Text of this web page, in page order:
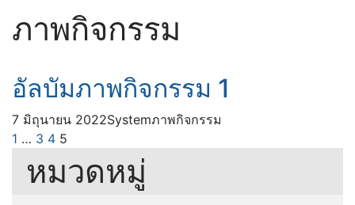
ภาพกิจกรรม
อัลบัมภาพกิจกรรม 1
7 มิถุนายน 2022Systemภาพกิจกรรม
1 … 3 4 5
หมวดหมู่